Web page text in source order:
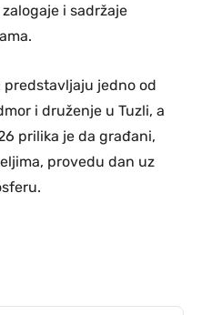
i sadržaje
predstavljaju jedno od
i druženje u Tuzli, a
prilika je da građani,
provedu dan uz